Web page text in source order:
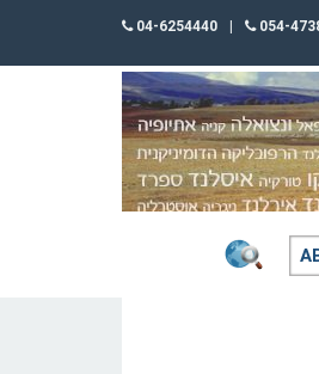
054-
04-6254440